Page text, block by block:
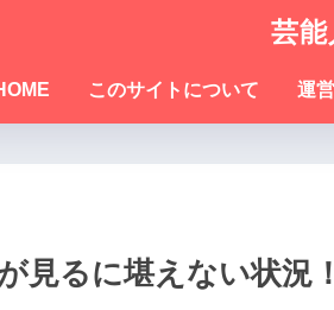
芸
このサイトについて 運
見るに堪えない状況